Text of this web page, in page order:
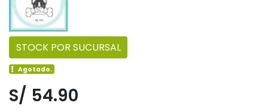
STOCK POR SUCURSAL
Agotado.
S/ 54.90